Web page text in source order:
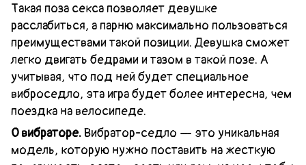
Такая поза секса позволяет девушке
расслабиться, а парню максимально пользоваться
преимуществами такой позиции. Девушка сможет
легко двигать бедрами и тазом в такой позе. А
учитывая, что под ней будет специальное
виброседло, эта игра будет более интересна, чем
поездка на велосипеде.
О вибраторе.Вибратор-седло — это уникальная
модель, которую нужно поставить на жесткую